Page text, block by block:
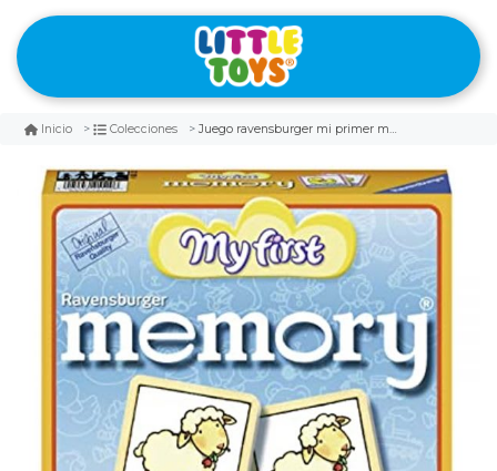
Inicio Colecciones Juego ravensburger mi primer memorice